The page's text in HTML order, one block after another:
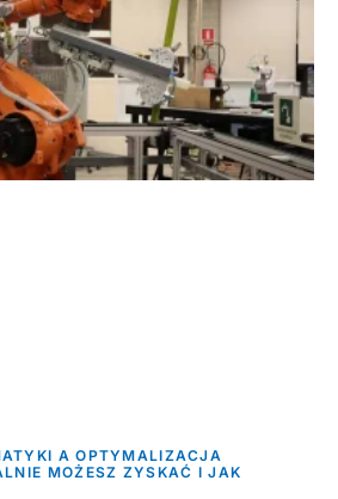
A OPTYMALIZACJA
MOŻESZ ZYSKAĆ I JAK